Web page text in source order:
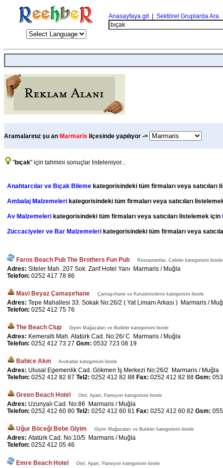
Anasayfaya git| Sektörel Gruplarda Ara
Aramalarınız şu an Marmaris ilçesinde yapılıyor ->
"bıçak" için tahmini sonuçlar listeleniyor...
Anahtarcılar ve Bıçak Bileme kategorisindeki tüm firmaları veya satıcıları
Ambalaj Malzemeleri kategorisindeki tüm firmaları veya satıcıları
Av Malzemeleri kategorisindeki tüm firmaları veya satıcıları listelemek için
Züccaciyeler ve Bar Malzemeleri kategorisindeki tüm firmaları veya
Faros Beach Pub The Brothers Fun Pub Restaurantlar, Cafeler kategorisini listele
Adres: Siteler Mah. 207 Sok. Zarif Hotel Yanı Marmaris / Muğla
Telefon: 0252 417 78 86
Mavi Beyaz Çamaşırhane Çamaşırhane ve Kurutemizleme kategorisini listele
Adres: Tepe Mahallesi 33. Sokak No:26/2 ( Yat Limanı Arkası ) Marmaris /
Telefon: 0252 412 75 76
The Beach Clup Giyim Mağazaları ve Butikler kategorisini listele
Adres: Kemeraltı Mah. Atatürk Cad. No:26/ C Marmaris / Muğla
Telefon: 0252 412 73 27 Gsm: 0532 723 08 19
Bahice Akın Avukatlar kategorisini listele
Adres: Ulusal Egemenlik Cad. Gökmen İş Merkezi No:26/2 Marmaris / Muğla
Telefon: 0252 412 82 87 Tel2: 0252 412 82 88 Fax: 0252 412 82 88 Gsm:
Green Beach Hotel Otel, Apart, Pansiyon kategorisini listele
Adres: Uzunyalı Cad. No:86 Marmaris / Muğla
Telefon: 0252 412 60 80 Tel2: 0252 412 60 81 Fax: 0252 412 60 82 Gsm:
Uğur Böceği Bebe Giyim Giyim Mağazaları ve Butikler kategorisini listele
Adres: Atatürk Cad. No:10/5 Marmaris / Muğla
Telefon: 0252 412 05 46
Emre Beach Hotel Otel, Apart, Pansiyon kategorisini listele